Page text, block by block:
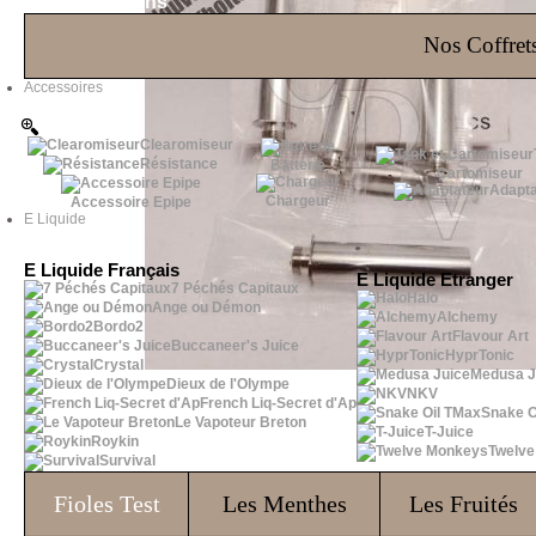
Nos
Accessoires
Clearomiseur
Résistance
Accessoire Epipe
Batterie
Chargeur
Cartomiseur
E Liquide
E Liquide Français
7 Péchés Capitaux
Ange ou Démon
Bordo2
Buccaneer's Juice
Crystal
Dieux de l'Olympe
French Liq-Secret d'Ap
Le Vapoteur Breton
Roykin
Survival
E Liquide Etranger
Halo
Alchemy
Flavour Art
HyprTonic
Medusa
NKV
Snake
T-Juice
Fioles Test Les Menthes Les Fruités